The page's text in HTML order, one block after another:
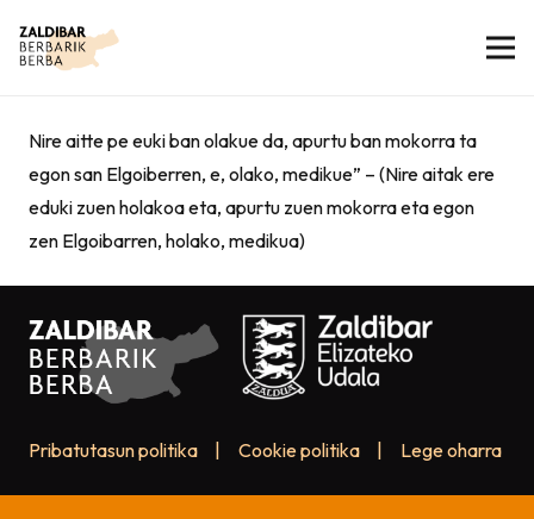
Nire aitte pe euki ban olakue da, apurtu ban mokorra ta
egon san Elgoiberren, e, olako, medikue” – (Nire aitak ere
eduki zuen holakoa eta, apurtu zuen mokorra eta egon
zen Elgoibarren, holako, medikua)
Pribatutasun politika Cookie politika Lege oharra